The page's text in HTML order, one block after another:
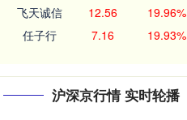
飞天诚信 12.56 19.96%
任子行 7.16 19.93%
沪深京行情 实时轮播